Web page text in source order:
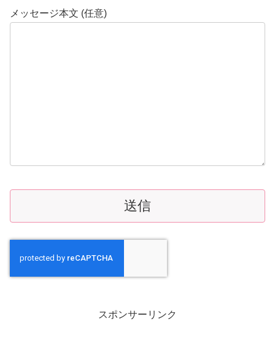
メッセージ本文 (任意)
スポンサーリンク